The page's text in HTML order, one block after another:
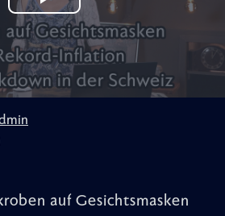
auf Gesichtsmasken